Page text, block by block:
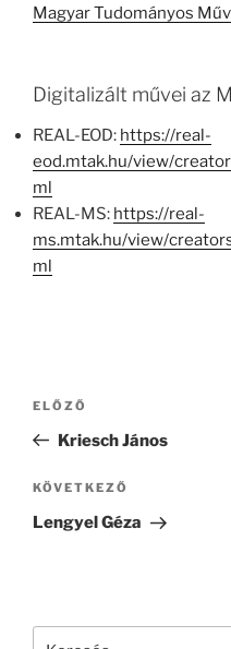
Magyar Tudományos
Digitalizált művei az
REAL-EOD: https://real-
eod.mtak.hu/view/
ml
REAL-MS: https://real-
ms.mtak.hu/view/
ml
Bejegyzés
Korábbi
bejegyzés
ELŐZŐ
Kriesch János
Következő
bejegyzés
KÖVETKEZŐ
Lengyel Géza